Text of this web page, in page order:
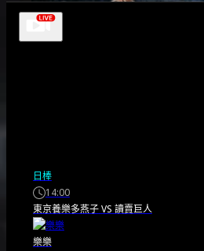
日棒
14:00
東京養樂多燕子VS 讀賣巨人
樂樂